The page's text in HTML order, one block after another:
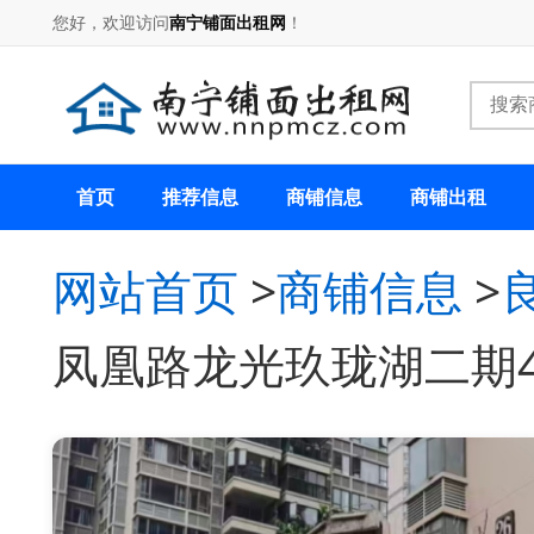
您好，欢迎访问南宁铺面出租网 ！
首页 推荐信息 商铺信息 商铺出租
网站首页 >商铺信息 >
凤凰路龙光玖珑湖二